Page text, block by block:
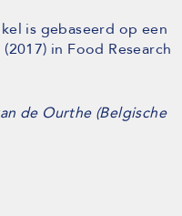
is gebaseerd op een
in Food Research
de Ourthe (Belgische